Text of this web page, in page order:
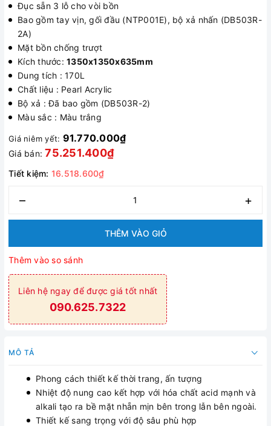
Đục sẵn 3 lỗ cho vòi bồn
Bao gồm tay vịn, gối đầu (NTP001E), bộ xả nhấn (DB503R-
2A)
Mặt bồn chống trượt
Kích thước: 1350x1350x635mm
Dung tích : 170L
Chất liệu : Pearl Acrylic
Bộ xả : Đã bao gồm (DB503R-2)
Màu sắc : Màu trắng
Giá niêm yết: 91.770.000₫
Giá bán:75.251.400₫
Tiết kiệm: 16.518.600₫
– +
THÊM VÀO GIỎ
Thêm vào so sánh
Liên hệ ngay để được giá tốt nhất
090.625.7322
MÔ TẢ
Phong cách thiết kế thời trang, ấn tượng
Nhiệt độ nung cao kết hợp với hóa chất acid mạnh và
alkali tạo ra bề mặt nhẵn mịn bên trong lẫn bên ngoài.
Thiết kế sang trọng với độ sâu phù hợp